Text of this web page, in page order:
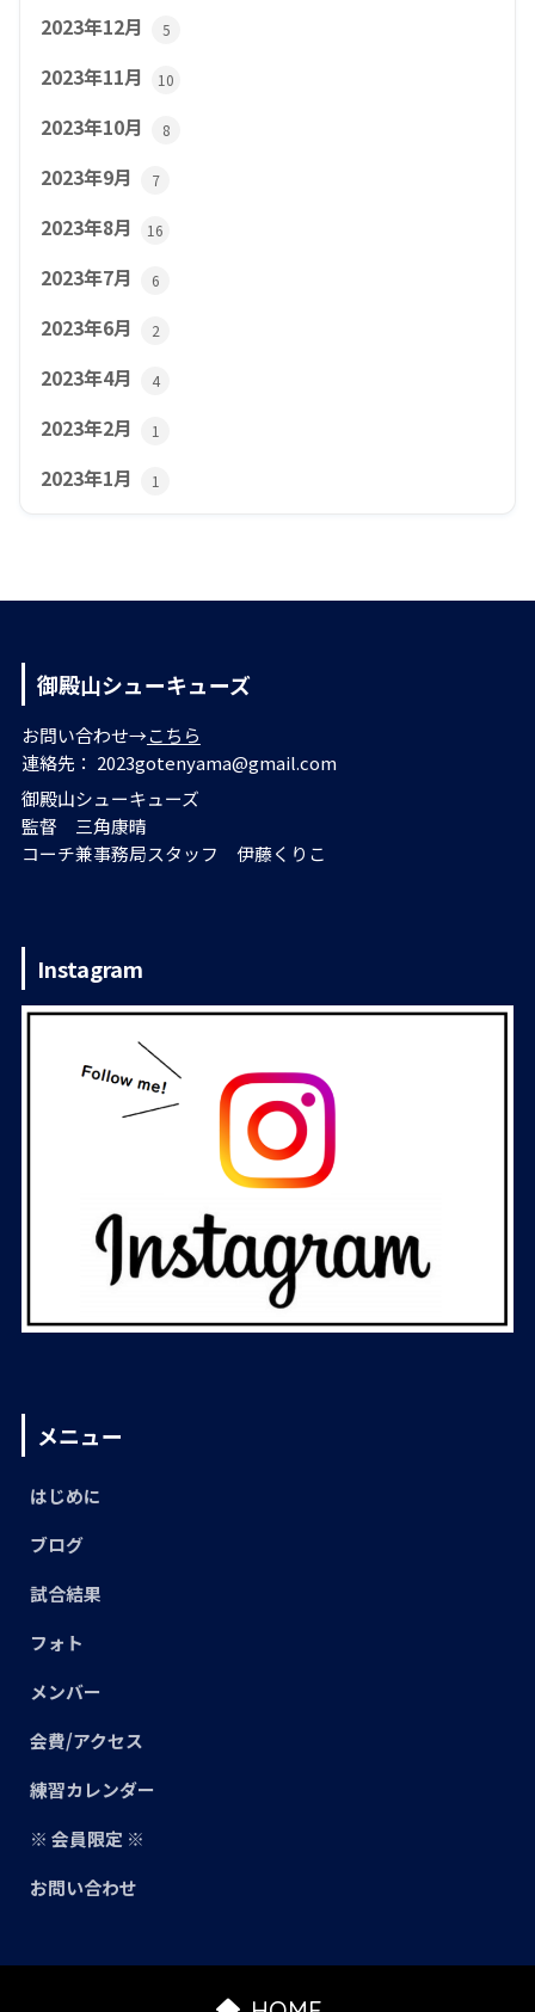
2023年12月 5
2023年11月 10
2023年10月 8
2023年9月 7
2023年8月 16
2023年7月 6
2023年6月 2
2023年4月 4
2023年2月 1
2023年1月 1
御殿山シューキューズ
お問い合わせ→こちら
連絡先： 2023gotenyama@gmail.com
御殿山シューキューズ
監督 三角康晴
コーチ兼事務局スタッフ 伊藤くりこ
Instagram
メニュー
はじめに
ブログ
試合結果
フォト
メンバー
会費/アクセス
練習カレンダー
※ 会員限定 ※
お問い合わせ